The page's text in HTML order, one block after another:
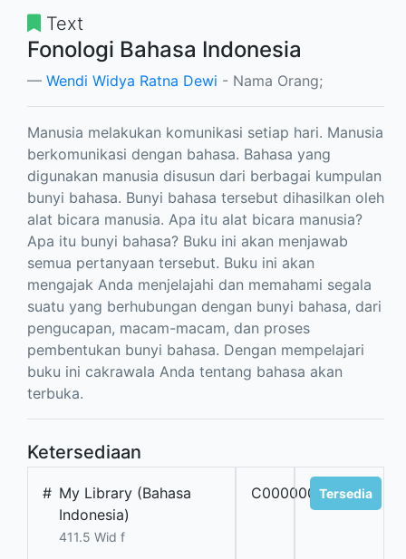
Text
Fonologi Bahasa Indonesia
Wendi Widya Ratna Dewi - Nama Orang;
Manusia melakukan komunikasi setiap hari. Manusia
berkomunikasi dengan bahasa. Bahasa yang
digunakan manusia disusun dari berbagai kumpulan
bunyi bahasa. Bunyi bahasa tersebut dihasilkan oleh
alat bicara manusia. Apa itu alat bicara manusia?
Apa itu bunyi bahasa? Buku ini akan menjawab
semua pertanyaan tersebut. Buku ini akan
mengajak Anda menjelajahi dan memahami segala
suatu yang berhubungan dengan bunyi bahasa, dari
pengucapan, macam-macam, dan proses
pembentukan bunyi bahasa. Dengan mempelajari
buku ini cakrawala Anda tentang bahasa akan
terbuka.
Ketersediaan
# My Library (Bahasa
Indonesia)
411.5 Wid f
C0000001578
Tersedia